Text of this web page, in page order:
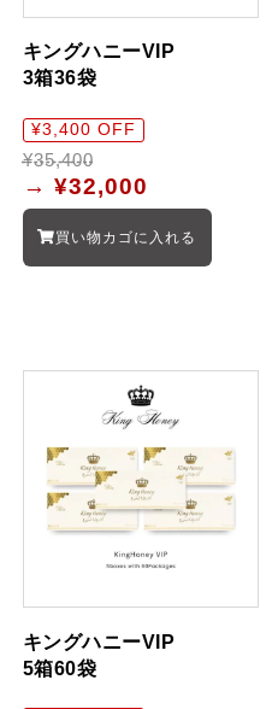
キングハニーVIP
3箱36袋
¥3,400 OFF
¥35,400
→ ¥32,000
買い物カゴに入れる
キングハニーVIP
5箱60袋